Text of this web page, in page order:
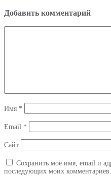
Добавить комментарий
Имя *
Email *
Сайт
Сохранить моё имя, email и
последующих моих комментариев.